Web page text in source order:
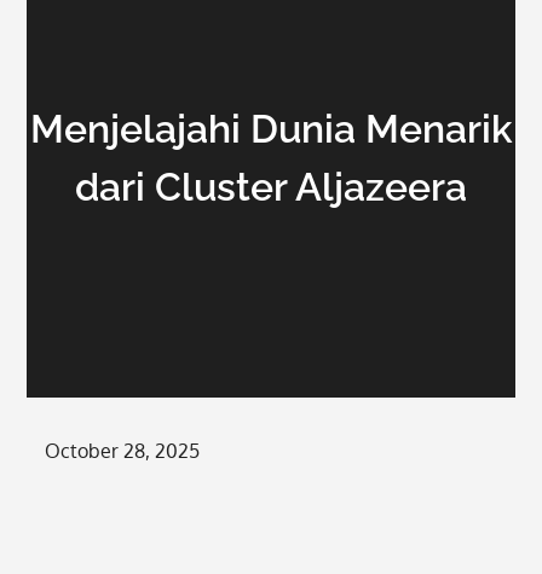
Menjelajahi Dunia Menarik
dari Cluster Aljazeera
Posted
October 28, 2025